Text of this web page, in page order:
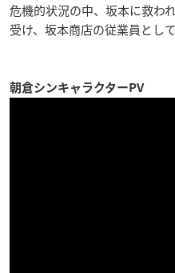
危機的状況の中、坂本に救わ
受け、坂本商店の従業員とし
朝倉シンキャラクターPV